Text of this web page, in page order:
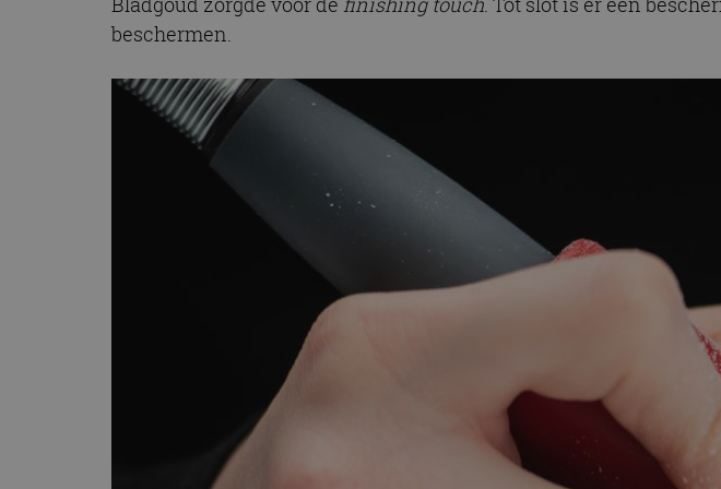
beschermen.